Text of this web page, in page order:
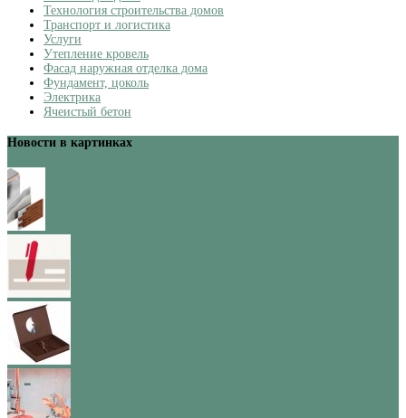
Технология строительства домов
Транспорт и логистика
Услуги
Утепление кровель
Фасад наружная отделка дома
Фундамент, цоколь
Электрика
Ячеистый бетон
Новости в картинках